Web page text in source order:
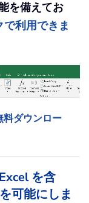
を備えてお
利用できま
料ダウンロー
を含
可能にしま